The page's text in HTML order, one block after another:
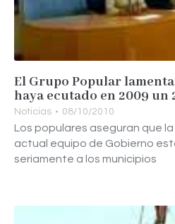
El Grupo Popular
haya ecutado en 2009 un
Noticias 08/10/2010
Los populares aseguran que
actual equipo de Gobierno
seriamente a los municipios